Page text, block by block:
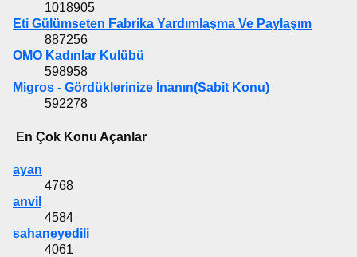
1018905
Eti Gülümseten Fabrika Yardımlaşma Ve Paylaşım
887256
OMO Kadınlar Kulübü
598958
Migros - Gördüklerinize İnanın(Sabit Konu)
592278
En Çok Konu Açanlar
ayan
4768
anvil
4584
sahaneyedili
4061